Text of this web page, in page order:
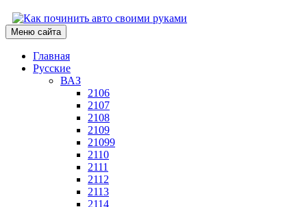
Меню сайта
Главная
Русские
ВАЗ
2106
2107
2108
2109
21099
2110
2111
2112
2113
2114